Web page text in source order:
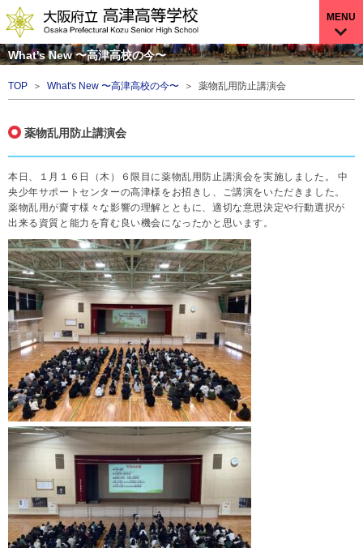
MENU
What's New 〜高津高校の今〜
TOP ＞ What's New 〜高津高校の今〜 ＞ 薬物乱用防止講演会
薬物乱用防止講演会
本日、１月１６日（木）６限目に薬物乱用防止講演会を実施しました。 中
央少年サポートセンターの高津様をお招きし、ご講演をいただきました。
薬物乱用が齎す様々な影響の理解とともに、適切な意思決定や行動選択が
出来る資質と能力を育む良い機会になったかと思います。